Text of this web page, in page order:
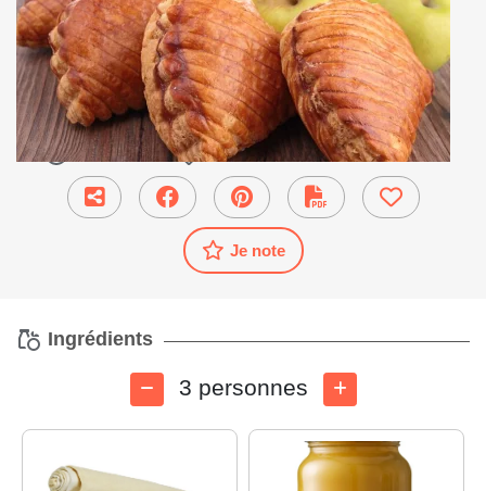
35 min ● Pain brioches viennoiserie
Je note
Ingrédients
3 personnes